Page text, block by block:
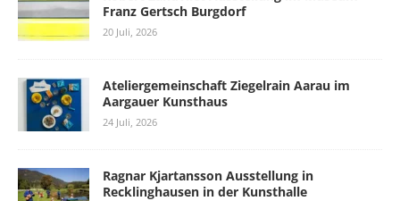
Franz Gertsch Burgdorf
20 Juli, 2026
Ateliergemeinschaft Ziegelrain Aarau im
Aargauer Kunsthaus
24 Juli, 2026
Ragnar Kjartansson Ausstellung in
Recklinghausen in der Kunsthalle